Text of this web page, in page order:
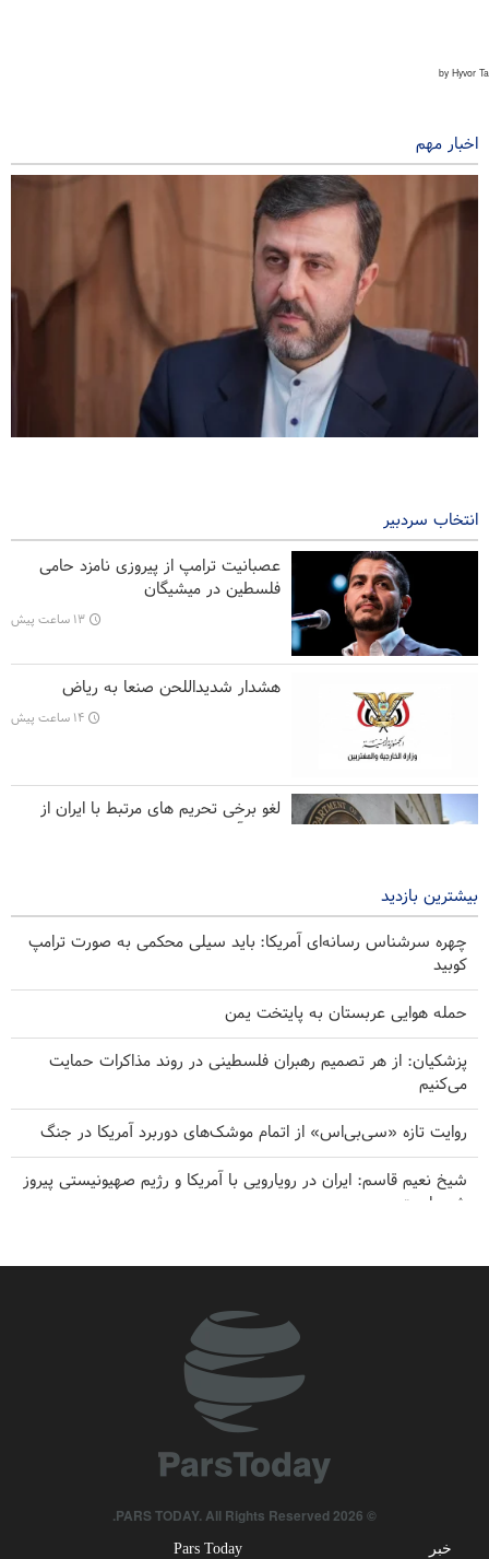
اخبار مهم
حملات هوایی و توپخانه‌ای رژیم صهیونیستی به جنوب لبنان
کارشناس ارشد مسائل بین‌الملل ایران: هیچ تغییری در راهبرد‌های ایران
در تنگه هرمز به وجود نیامده است
هاکان فیدان: اسرائیل هیچ قصدی برای دستیابی به صلح ندارد
پزشکیان: از هر تصمیم رهبران فلسطینی در روند مذاکرات حمایت
انتخاب سردبیر
عصبانیت ترامپ از پیروزی نامزد حامی
فلسطین در میشیگان
۱۳ ساعت پیش
هشدار شدیداللحن صنعا به ریاض
۱۴ ساعت پیش
لغو برخی تحریم های مرتبط با ایران از
بیشترین بازدید
چهره سرشناس رسانه‌ای آمریکا: باید سیلی محکمی به صورت ترامپ
کوبید
حمله هوایی عربستان به پایتخت یمن
پزشکیان: از هر تصمیم رهبران فلسطینی در روند مذاکرات حمایت
می‌کنیم
روایت تازه «سی‌بی‌اس» از اتمام موشک‌های دوربرد آمریکا در جنگ
شیخ نعیم قاسم: ایران در رویارویی با آمریکا و رژیم صهیونیستی پیروز
شده است
هدف قرار گرفتن یک نفتکش سعودی توسط ارتش یمن
بقائی: فضای مذاکرات ایران و عمان درباره تنگه هرمز، مثبت است
روایت نیویورک‌تایمز از فرسایش گزینه‌های آمریکا؛ تهران در برابر تهدید
کوتاه نیامد، واشنگتن عقب نشست
© 2026 PARS TODAY. All Rights Reserved.
خبر Pars Today